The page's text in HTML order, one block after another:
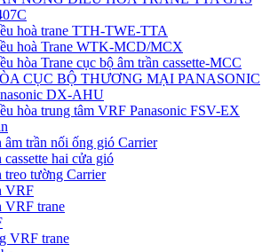
hoà trane TTH-TWE-TTA
hoà Trane WTK-MCD/MCX
hòa Trane cục bộ âm trần cassette-MCC
CỤC BỘ THƯƠNG MẠI PANASONIC
DX-AHU
hòa trung tâm VRF Panasonic FSV-EX
âm trần nối ống gió Carrier
cassette hai cửa gió
treo tường Carrier
VRF
VRF trane
VRF trane